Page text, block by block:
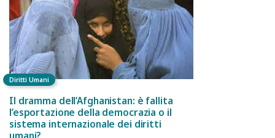
Diritti Umani
Il dramma dell’Afghanistan: è fallita
l’esportazione della democrazia o il
sistema internazionale dei diritti